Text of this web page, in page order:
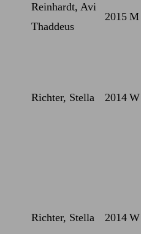
Reinhardt, Avi
Thaddeus
2015 M
Richter, Stella 2014 W
Richter, Stella 2014 W